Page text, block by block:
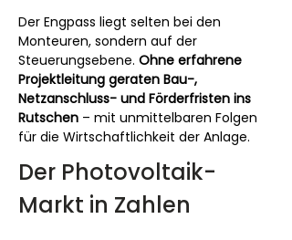
Der Engpass liegt selten bei den
Monteuren, sondern auf der
Steuerungsebene. Ohne erfahrene
Projektleitung geraten Bau-,
Netzanschluss- und Förderfristen ins
Rutschen – mit unmittelbaren Folgen
für die Wirtschaftlichkeit der Anlage.
Der Photovoltaik-
Markt in Zahlen